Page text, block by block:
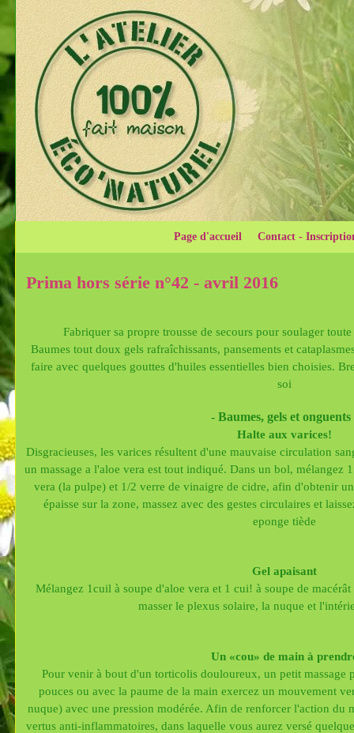
Page d'accueil Contact -
Prima hors série n°42 - avril 2016
Fabriquer sa propre trousse de secours pour soulager
Baumes tout doux gels rafraîchissants, pansements et
faire avec quelques gouttes d'huiles essentielles bien choisies.
soi
- Baumes, gels et onguents
Halte aux varices!
Disgracieuses, les varices résultent d'une mauvaise circulation
un massage a l'aloe vera est tout indiqué. Dans un bol, mélangez
vera (la pulpe) et 1/2 verre de vinaigre de cidre, afin d'obtenir
épaisse sur la zone, massez avec des gestes circulaires et
eponge tiède
Gel apaisant
Mélangez 1cuil à soupe d'aloe vera et 1 cui! à soupe de
masser le plexus solaire, la nuque et
Un «cou» de main à
Pour venir à bout d'un torticolis douloureux, un petit massage
pouces ou avec la paume de la main exercez un mouvement
nuque) avec une pression modérée. Afin de renforcer l'action du
vertus anti-inflammatoires, dans laquelle vous aurez versé